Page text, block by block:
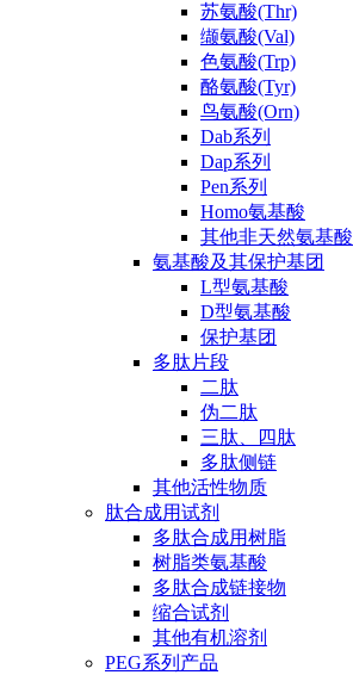
苏氨酸(Thr)
缬氨酸(Val)
色氨酸(Trp)
酪氨酸(Tyr)
鸟氨酸(Orn)
Dab系列
Dap系列
Pen系列
Homo氨基酸
其他非天然氨基酸
氨基酸及其保护基团
L型氨基酸
D型氨基酸
保护基团
多肽片段
二肽
伪二肽
三肽、四肽
多肽侧链
其他活性物质
肽合成用试剂
多肽合成用树脂
树脂类氨基酸
多肽合成链接物
缩合试剂
其他有机溶剂
PEG系列产品